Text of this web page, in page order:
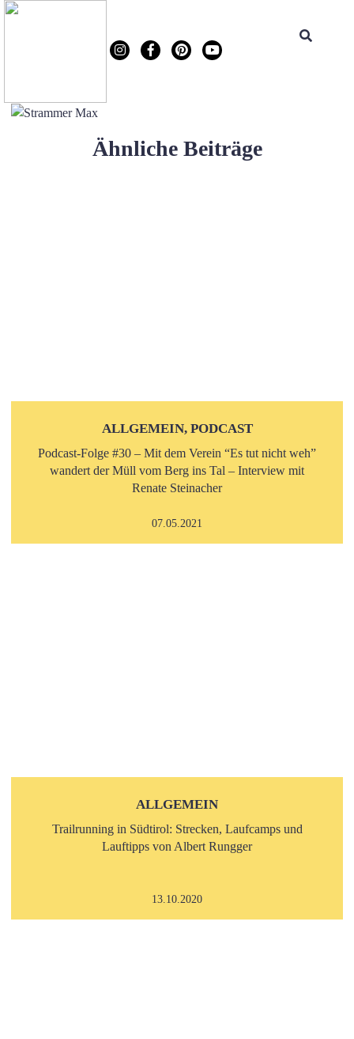
Ähnliche Beiträge
ALLGEMEIN, PODCAST
Podcast-Folge #30 – Mit dem Verein “Es tut nicht weh”
wandert der Müll vom Berg ins Tal – Interview mit
Renate Steinacher
07.05.2021
ALLGEMEIN
Trailrunning in Südtirol: Strecken, Laufcamps und
Lauftipps von Albert Rungger
13.10.2020